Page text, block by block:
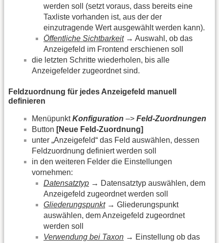
werden soll (setzt voraus, dass bereits eine
Taxliste vorhanden ist, aus der der
einzutragende Wert ausgewählt werden kann).
Öffentliche Sichtbarkeit→ Auswahl, ob das
Anzeigefeld im Frontend erschienen soll
die letzten Schritte wiederholen, bis alle
Anzeigefelder zugeordnet sind.
Feldzuordnung für jedes Anzeigefeld manuell
definieren
MenüpunktKonfiguration –> Feld-Zuordnungen
Button [Neue Feld-Zuordnung]
unter „Anzeigefeld“ das Feld auswählen, dessen
Feldzuordnung definiert werden soll
in den weiteren Felder die Einstellungen
vornehmen:
Datensatztyp → Datensatztyp auswählen, dem
Anzeigefeld zugeordnet werden soll
Gliederungspunkt→ Gliederungspunkt
auswählen, dem Anzeigefeld zugeordnet
werden soll
Verwendung bei Taxon → Einstellung ob das